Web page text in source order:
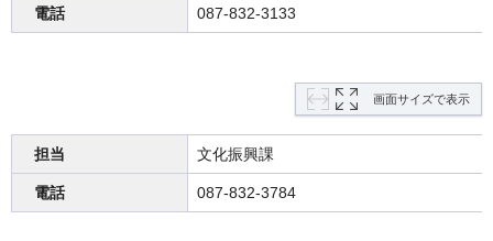
電話 087-832-3133
画面サイズで表示
担当 文化振興課
電話 087-832-3784